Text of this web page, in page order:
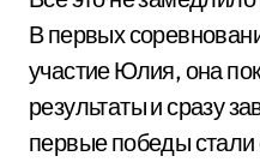
В первых
участие Юлия, она
результаты и сразу
первые победы